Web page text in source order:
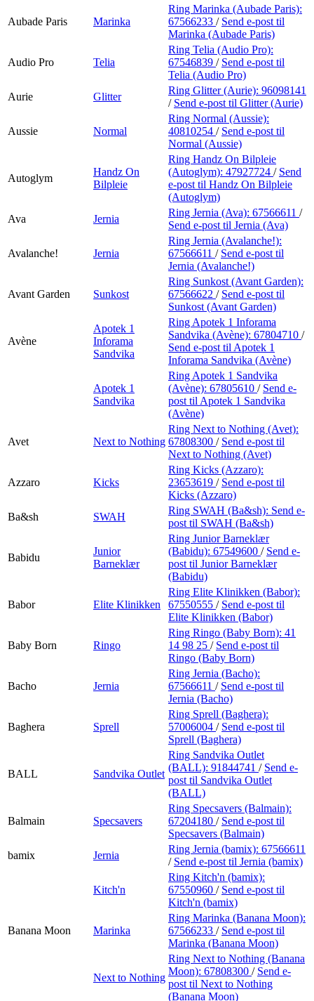
Aubade Paris Marinka
Ring Marinka (Aubade Paris):
67566233 / Send e-post til
Marinka (Aubade Paris)
Audio Pro Telia
Ring Telia (Audio Pro):
67546839 / Send e-post til
Telia (Audio Pro)
Aurie
Glitter
Ring Glitter (Aurie): 96098141
/ Send e-post til Glitter (Aurie)
Aussie Normal
Ring Normal (Aussie):
40810254 / Send e-post til
Normal (Aussie)
Autoglym
Handz On
Bilpleie
Ring Handz On Bilpleie
(Autoglym): 47927724 / Send
e-post til Handz On Bilpleie
(Autoglym)
Ava
Jernia
Ring Jernia (Ava): 67566611 /
Send e-post til Jernia (Ava)
Avalanche! Jernia
Ring Jernia (Avalanche!):
67566611 / Send e-post til
Jernia (Avalanche!)
Avant Garden Sunkost
Ring Sunkost (Avant Garden):
67566622 / Send e-post til
Sunkost (Avant Garden)
Avène
Apotek 1
Inforama
Sandvika
Ring Apotek 1 Inforama
Sandvika (Avène): 67804710 /
Send e-post til Apotek 1
Inforama Sandvika (Avène)
Apotek 1
Sandvika
Ring Apotek 1 Sandvika
(Avène): 67805610 / Send e-
post til Apotek 1 Sandvika
(Avène)
Avet Next to Nothing
Ring Next to Nothing (Avet):
67808300 / Send e-post til
Next to Nothing (Avet)
Azzaro Kicks
Ring Kicks (Azzaro):
23653619 / Send e-post til
Kicks (Azzaro)
Ba&sh
SWAH
Ring SWAH (Ba&sh): Send e-
post til SWAH (Ba&sh)
Babidu
Junior
Barneklær
Ring Junior Barneklær
(Babidu): 67549600 / Send e-
post til Junior Barneklær
(Babidu)
Babor Elite Klinikken
Ring Elite Klinikken (Babor):
67550555 / Send e-post til
Elite Klinikken (Babor)
Baby Born Ringo
Ring Ringo (Baby Born): 41
14 98 25 / Send e-post til
Ringo (Baby Born)
Bacho Jernia
Ring Jernia (Bacho):
67566611 / Send e-post til
Jernia (Bacho)
Baghera Sprell
Ring Sprell (Baghera):
57006004 / Send e-post til
Sprell (Baghera)
BALL Sandvika Outlet
Ring Sandvika Outlet
(BALL): 91844741 / Send e-
post til Sandvika Outlet
(BALL)
Balmain Specsavers
Ring Specsavers (Balmain):
67204180 / Send e-post til
Specsavers (Balmain)
bamix
Jernia
Ring Jernia (bamix): 67566611
/ Send e-post til Jernia (bamix)
Kitch'n
Ring Kitch'n (bamix):
67550960 / Send e-post til
Kitch'n (bamix)
Banana Moon Marinka
Ring Marinka (Banana Moon):
67566233 / Send e-post til
Marinka (Banana Moon)
Next to Nothing
Ring Next to Nothing (Banana
Moon): 67808300 / Send e-
post til Next to Nothing
(Banana Moon)